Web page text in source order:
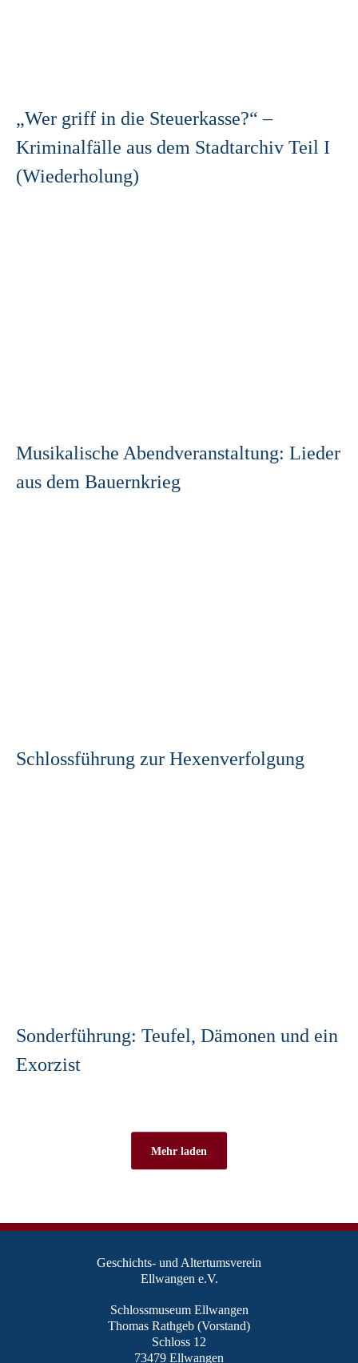
„Wer griff in die Steuerkasse?“ –
Kriminalfälle aus dem Stadtarchiv Teil I
(Wiederholung)
Musikalische Abendveranstaltung: Lieder
aus dem Bauernkrieg
Schlossführung zur Hexenverfolgung
Sonderführung: Teufel, Dämonen und ein
Exorzist
Mehr laden
Geschichts- und Altertumsverein
Ellwangen e.V.
Schlossmuseum Ellwangen
Thomas Rathgeb (Vorstand)
Schloss 12
73479 Ellwangen